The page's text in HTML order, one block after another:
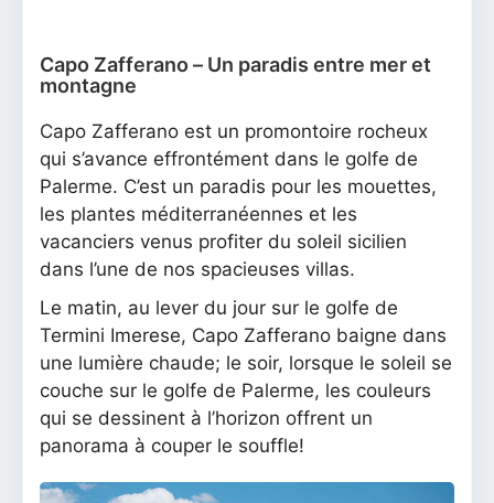
Capo Zafferano – Un paradis entre mer et
montagne
Capo Zafferano est un promontoire rocheux
qui s’avance effrontément dans le golfe de
Palerme. C’est un paradis pour les mouettes,
les plantes méditerranéennes et les
vacanciers venus profiter du soleil sicilien
dans l’une de nos spacieuses villas.
Le matin, au lever du jour sur le golfe de
Termini Imerese, Capo Zafferano baigne dans
une lumière chaude; le soir, lorsque le soleil se
couche sur le golfe de Palerme, les couleurs
qui se dessinent à l’horizon offrent un
panorama à couper le souffle!